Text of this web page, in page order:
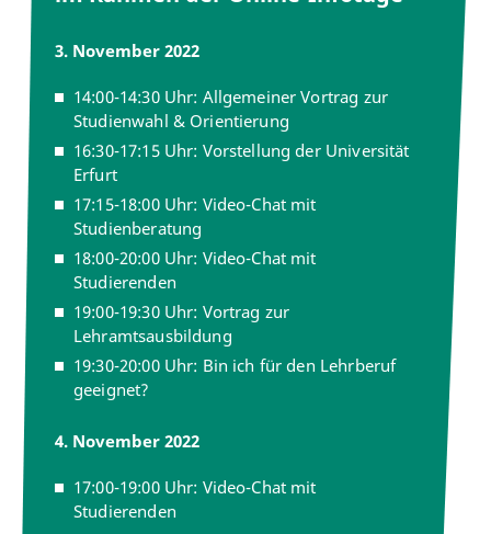
3. November 2022
14:00-14:30 Uhr: Allgemeiner Vortrag zur
Studienwahl & Orientierung
16:30-17:15 Uhr: Vorstellung der Universität
Erfurt
17:15-18:00 Uhr: Video-Chat mit
Studienberatung
18:00-20:00 Uhr: Video-Chat mit
Studierenden
19:00-19:30 Uhr: Vortrag zur
Lehramtsausbildung
19:30-20:00 Uhr: Bin ich für den Lehrberuf
geeignet?
4. November 2022
17:00-19:00 Uhr: Video-Chat mit
Studierenden